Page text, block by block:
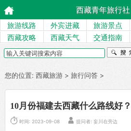
西藏青年旅行社
旅游线路 外宾进藏 旅游景点
西藏攻略
西藏天气 交通指南
您的位置: 西藏旅游 > 旅行问答 >
10月份福建去西藏什么路线好？
 时间: 2023-09-08  提问者: 妄川在旁边